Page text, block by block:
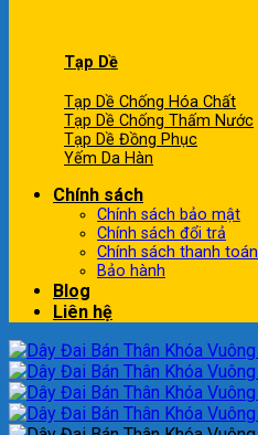
Tạp Dề
Tạp Dề Chống Hóa Chất
Tạp Dề Chống Thấm Nước
Tạp Dề Đồng Phục
Yếm Da Hàn
Chính sách
Chính sách bảo mật
Chính sách đổi trả
Chính sách thanh toán
Bảo hành
Blog
Liên hệ